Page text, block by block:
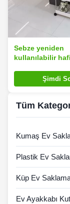
Sebze yeniden
kullanılabilir
Raf Kurulumu
Şimdi
Tüm
Kumaş Ev
Plastik Ev
Küp Ev
Ev Ayakkabı